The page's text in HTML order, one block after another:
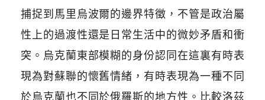
捕捉到馬里烏波爾的邊界特徵，不管是政治屬
性上的過渡性還是日常生活中的微妙矛盾和衝
突。烏克蘭東部模糊的身份認同在這裏有時表
現為對蘇聯的懷舊情緒，有時表現為一種不同
於烏克蘭也不同於俄羅斯的地方性。比較洛茲